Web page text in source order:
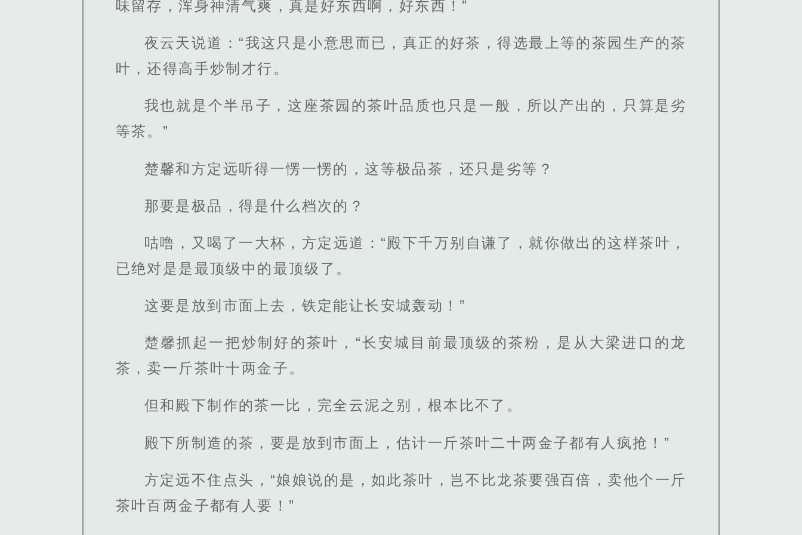
味留存，浑身神清气爽，真是好东西啊，好东西！”
夜云天说道：“我这只是小意思而已，真正的好茶，得选最上等的茶园生产的茶
叶，还得高手炒制才行。
我也就是个半吊子，这座茶园的茶叶品质也只是一般，所以产出的，只算是劣
等茶。”
楚馨和方定远听得一愣一愣的，这等极品茶，还只是劣等？
那要是极品，得是什么档次的？
咕噜，又喝了一大杯，方定远道：“殿下千万别自谦了，就你做出的这样茶叶，
已绝对是是最顶级中的最顶级了。
这要是放到市面上去，铁定能让长安城轰动！”
楚馨抓起一把炒制好的茶叶，“长安城目前最顶级的茶粉，是从大梁进口的龙
茶，卖一斤茶叶十两金子。
但和殿下制作的茶一比，完全云泥之别，根本比不了。
殿下所制造的茶，要是放到市面上，估计一斤茶叶二十两金子都有人疯抢！”
方定远不住点头，“娘娘说的是，如此茶叶，岂不比龙茶要强百倍，卖他个一斤
茶叶百两金子都有人要！”